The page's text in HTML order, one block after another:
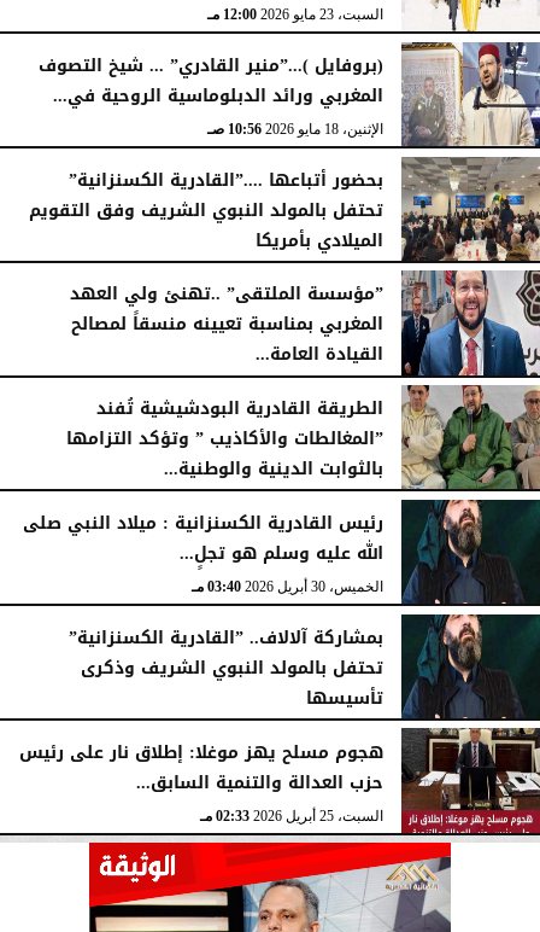
السبت، 23 مايو 2026 12:00 مـ
(بروفايل )...”منير القادري” ... شيخ التصوف
المغربي ورائد الدبلوماسية الروحية في...
الإثنين، 18 مايو 2026 10:56 صـ
بحضور أتباعها ....”القادرية الكسنزانية”
تحتفل بالمولد النبوي الشريف وفق التقويم
الميلادي بأمريكا
الأربعاء، 6 مايو 2026 10:46 مـ
”​مؤسسة الملتقى” ..تهنئ ولي العهد
المغربي بمناسبة تعيينه منسقاً لمصالح
القيادة العامة...
الإثنين، 4 مايو 2026 02:33 مـ
الطريقة القادرية البودشيشية تُفند
”المغالطات والأكاذيب ” وتؤكد التزامها
بالثوابت الدينية والوطنية...
الخميس، 30 أبريل 2026
رئيس القادرية الكسنزانية : ميلاد النبي صلى
الله عليه وسلم هو تجلٍ...
الخميس، 30 أبريل 2026 03:40 مـ
بمشاركة آلالاف.. ”القادرية الكسنزانية”
تحتفل بالمولد النبوي الشريف وذكرى
تأسيسها
الثلاثاء، 28 أبريل 2026 10:43 مـ
هجوم مسلح يهز موغلا: إطلاق نار على رئيس
حزب العدالة والتنمية السابق...
السبت، 25 أبريل 2026 02:33 مـ